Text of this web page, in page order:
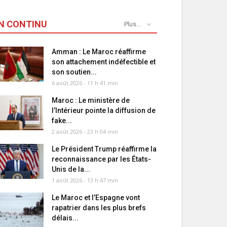
CONTINU Plus...
Amman : Le Maroc réaffirme
son attachement indéfectible et
son soutien...
6 août 2026 - 11 h 41 min
Maroc : Le ministère de
l’Intérieur pointe la diffusion de
fake...
2 août 2026 - 23 h 04 min
Le Président Trump réaffirme la
reconnaissance par les États-
Unis de la...
1 août 2026 - 13 h 47 min
Le Maroc et l’Espagne vont
rapatrier dans les plus brefs
délais...